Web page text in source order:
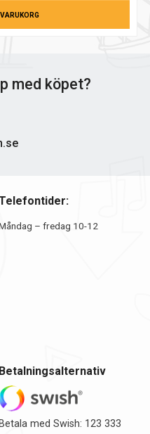
med köpet?
– fredag 10-12
Betalningsalternativ
Betala med Swish: 123 333